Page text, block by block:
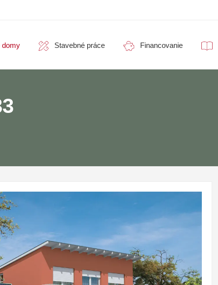
domy Stavebné práce Financovanie